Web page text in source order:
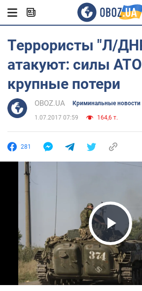
Террористы "Л/
атакуют: силы
крупные потери
OBOZ.UA Криминальные новости
1.07.2017 07:59 164,6 т.
281
Play